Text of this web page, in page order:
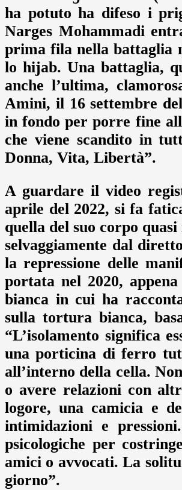
ha potuto ha difeso i
Narges Mohammadi
prima fila nella battaglia
lo hijab. Una battaglia,
anche l’ultima,
Amini, il 16 settembre
in fondo per porre fine
che viene scandito in
Donna, Vita, Libertà”.
A guardare il video
aprile del 2022, si fa
quella del suo corpo
selvaggiamente dal
la repressione delle
portata nel 2020,
bianca in cui ha
sulla tortura bianca,
“L’isolamento significa
una porticina di ferro
all’interno della cella.
o avere relazioni con
logore, una camicia e
intimidazioni e
psicologiche per
amici o avvocati. La
giorno”.